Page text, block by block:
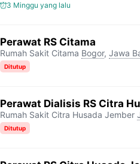
3 Minggu yang lalu
Perawat RS Citama
Rumah Sakit Citama Bogor, Jawa
Ditutup
Perawat Dialisis RS Citra
Rumah Sakit Citra Husada Jember
Ditutup